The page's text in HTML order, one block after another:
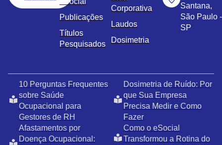
Publicações
Títulos
Pesquisados
Corporativa
Laudos
Dosimetria
Santana,
São Paulo -
SP
10 Perguntas Frequentes
sobre Saúde
Ocupacional para
Gestores de RH
Dosimetria de Ruído: Por
que Sua Empresa
Precisa Medir e Como
Fazer
Afastamentos por
Doença Ocupacional:
Como o eSocial
Transformou a Rotina do